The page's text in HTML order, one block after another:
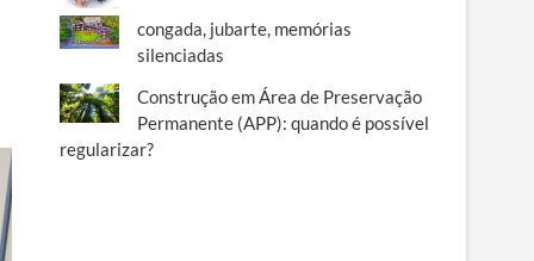
congada, jubarte, memórias
silenciadas
Construção em Área de Preservação
Permanente (APP): quando é possível
regularizar?